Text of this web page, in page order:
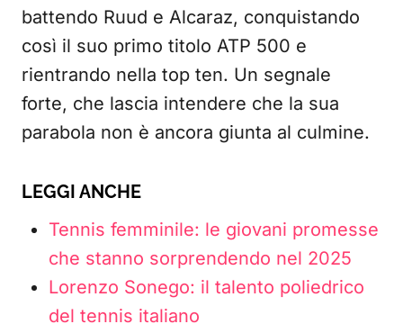
battendo Ruud e Alcaraz, conquistando
così il suo primo titolo ATP 500 e
rientrando nella top ten. Un segnale
forte, che lascia intendere che la sua
parabola non è ancora giunta al culmine.
LEGGI ANCHE
Tennis femminile: le giovani promesse
che stanno sorprendendo nel 2025
Lorenzo Sonego: il talento poliedrico
del tennis italiano